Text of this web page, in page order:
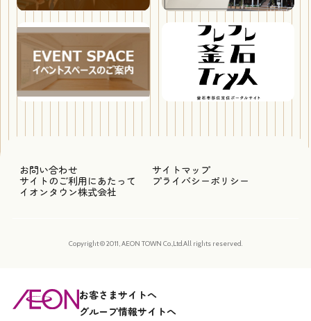
お問い合わせ
サイトマップ
サイトのご利用にあたって
プライバシーポリシー
イオンタウン株式会社
Copyright © 2011, AEON TOWN Co.,Ltd.All rights reserved.
お客さまサイトへ
グループ情報サイトへ